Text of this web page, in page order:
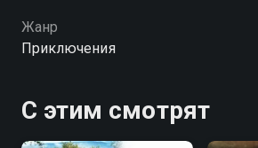
пляжей?
Жанр
Приключения
С этим смотрят